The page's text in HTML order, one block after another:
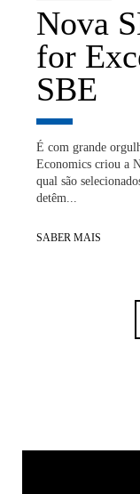
Nova
for
SBE
É com grande
Economics criou a
qual são
detêm...
SABER MAIS